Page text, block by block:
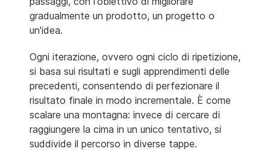
gradualmente un prodotto, un progetto o
un'idea.
Ogni iterazione, ovvero ogni ciclo di ripetizione,
si basa sui risultati e sugli apprendimenti delle
precedenti, consentendo di perfezionare il
risultato finale in modo incrementale. È come
scalare una montagna: invece di cercare di
raggiungere la cima in un unico tentativo, si
suddivide il percorso in diverse tappe.